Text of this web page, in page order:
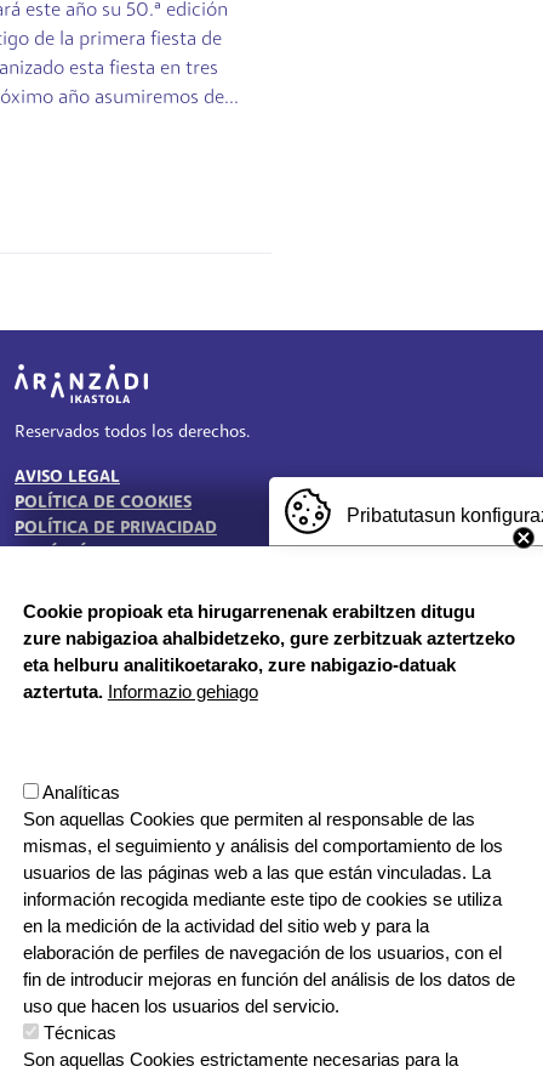
este año su 50.ª edición
de la primera fiesta de
esta fiesta en tres
año asumiremos de...
Irudia
Reservados todos los derechos.
TESTU-LEGALAK
AVISO LEGAL
POLÍTICA DE COOKIES
POLÍTICA DE PRIVACIDAD
HORARIO DE SECRETARÍA:
De lunes a jueves 8:00 - 18:00
Viernes 8:00 - 17:00
20570 Bergara, Gipuzkoa
943 76 90 71
ORRI-OINA
CONTACTO
TRABAJA CON NOSOTROS
IRUDIA
Pribatutasun
Cookie propioak eta hirugarrenenak erabiltzen ditugu
zure nabigazioa ahalbidetzeko, gure zerbitzuak aztertzeko
eta helburu analitikoetarako, zure nabigazio-datuak
aztertuta. Informazio gehiago
Analíticas
Son aquellas Cookies que permiten al responsable de las
mismas, el seguimiento y análisis del comportamiento de los
usuarios de las páginas web a las que están vinculadas. La
información recogida mediante este tipo de cookies se utiliza
en la medición de la actividad del sitio web y para la
elaboración de perfiles de navegación de los usuarios, con el
fin de introducir mejoras en función del análisis de los datos de
uso que hacen los usuarios del servicio.
Técnicas
Son aquellas Cookies estrictamente necesarias para la